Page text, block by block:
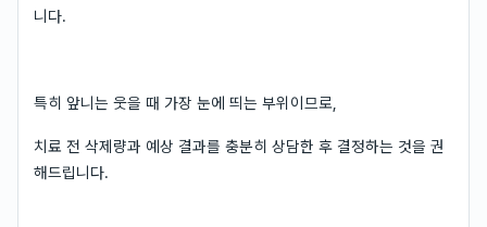
니다.
특히 앞니는 웃을 때 가장 눈에 띄는 부위이므로,
치료 전 삭제량과 예상 결과를 충분히 상담한 후 결정하는 것을 권
해드립니다.